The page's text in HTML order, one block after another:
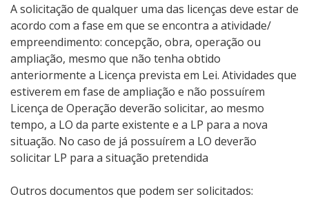
A solicitação de qualquer uma das licenças deve estar de
acordo com a fase em que se encontra a atividade/
empreendimento: concepção, obra, operação ou
ampliação, mesmo que não tenha obtido
anteriormente a Licença prevista em Lei. Atividades que
estiverem em fase de ampliação e não possuírem
Licença de Operação deverão solicitar, ao mesmo
tempo, a LO da parte existente e a LP para a nova
situação. No caso de já possuírem a LO deverão
solicitar LP para a situação pretendida
Outros documentos que podem ser solicitados: